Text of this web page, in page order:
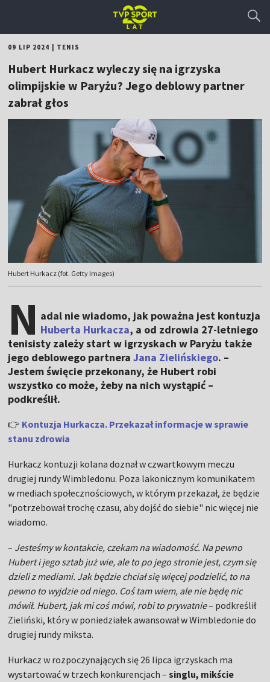
09 LIP 2024 TENIS
Hubert Hurkacz wyleczy się na igrzyska
olimpijskie w Paryżu? Jego deblowy partner
zabrał głos
Hubert Hurkacz (fot. Getty Images)
N adal nie wiadomo, jak poważna jest kontuzja
Huberta Hurkacza, a od zdrowia 27-letniego
tenisisty zależy start w igrzyskach w Paryżu także
jego deblowego partneraJana Zielińskiego. –
Jestem święcie przekonany, że Hubert robi
wszystko co może, żeby na nich wystąpić –
podkreślił.
👉 Kontuzja Hurkacza. Przekazał informacje w sprawie
stanu zdrowia
Hurkacz kontuzji kolana doznał w czwartkowym meczu
drugiej rundy Wimbledonu. Poza lakonicznym komunikatem
w mediach społecznościowych, w którym przekazał, że będzie
"potrzebował trochę czasu, aby dojść do siebie" nic więcej nie
wiadomo.
– Jesteśmy w kontakcie, czekam na wiadomość. Na pewno
Hubert i jego sztab już wie, ale to po jego stronie jest, czym się
dzieli z mediami. Jak będzie chciał się więcej podzielić, to na
pewno to wyjdzie od niego. Coś tam wiem, ale nie będę nic
mówił. Hubert, jak mi coś mówi, robi to prywatnie– podkreślił
Zieliński, który w poniedziałek awansował w Wimbledonie do
drugiej rundy miksta.
Hurkacz w rozpoczynających się 26 lipca igrzyskach ma
wystartować w trzech konkurencjach –singlu, mikście